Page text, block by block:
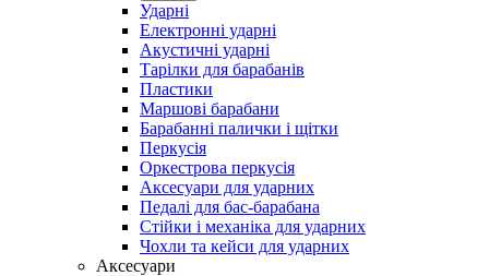
Ударні
Електронні ударні
Акустичні ударні
Тарілки для барабанів
Пластики
Маршові барабани
Барабанні палички і щітки
Перкусія
Оркестрова перкусія
Аксесуари для ударних
Педалі для бас-барабана
Стійки і механіка для ударних
Чохли та кейси для ударних
Аксесуари